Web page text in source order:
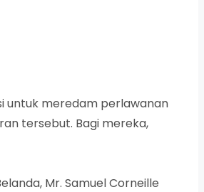
untuk meredam perlawanan
tersebut. Bagi mereka,
Mr. Samuel Corneille